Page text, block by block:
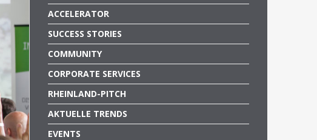
ACCELERATOR
SUCCESS STORIES
COMMUNITY
CORPORATE SERVICES
RHEINLAND-PITCH
AKTUELLE TRENDS
EVENTS